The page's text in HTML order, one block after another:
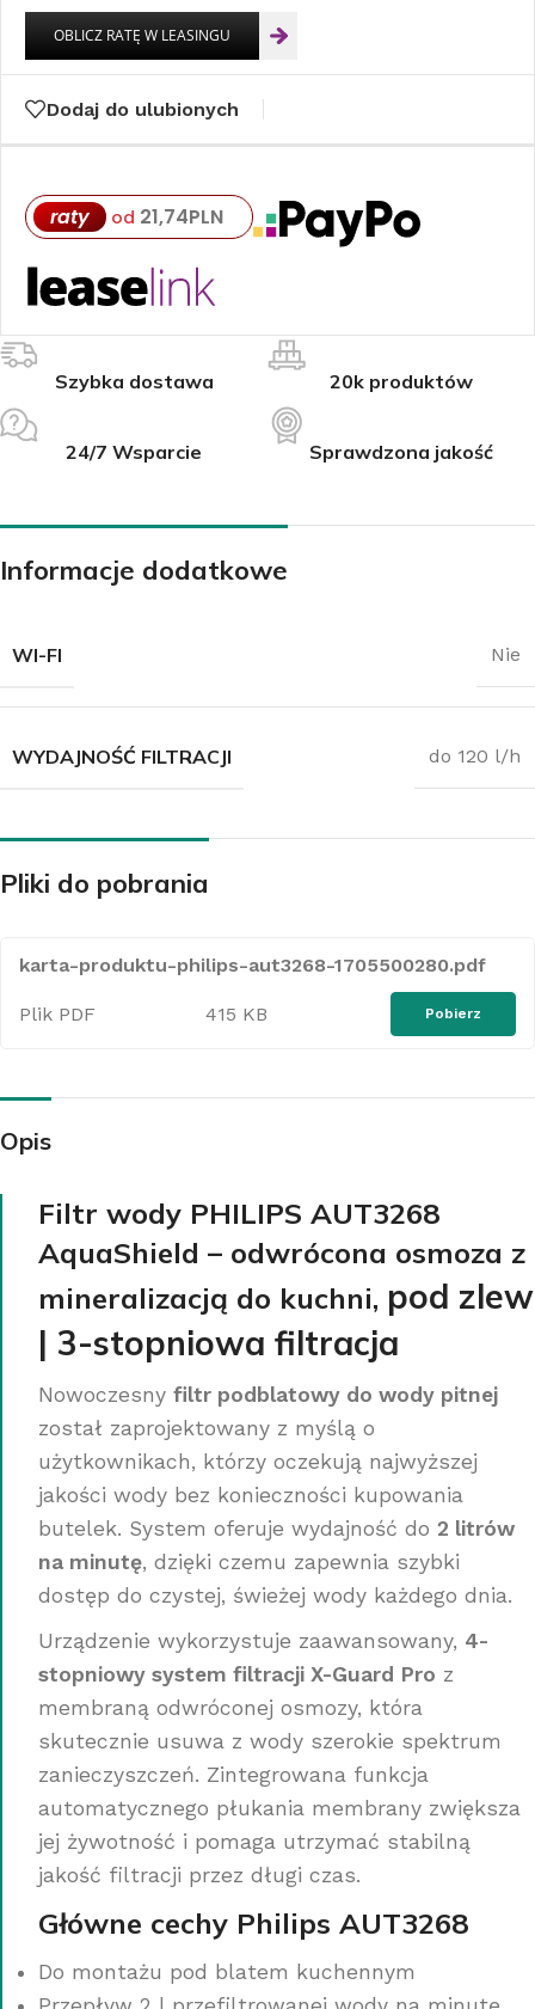
Dodaj do ulubionych
raty od 21,74PLN
Szybka dostawa 20k produktów
24/7 Wsparcie Sprawdzona jakość
Informacje dodatkowe
WI-FI Nie
WYDAJNOŚĆ FILTRACJI do 120 l/h
Pliki do pobrania
karta-produktu-philips-aut3268-1705500280.pdf
Plik PDF 415 KB Pobierz
Opis
Filtr wody PHILIPS AUT3268
AquaShield – odwrócona osmoza z
mineralizacją do kuchni, pod zlew
| 3-stopniowa filtracja
Nowoczesny filtr podblatowy do wody pitnej
został zaprojektowany z myślą o
użytkownikach, którzy oczekują najwyższej
jakości wody bez konieczności kupowania
butelek. System oferuje wydajność do 2 litrów
na minutę, dzięki czemu zapewnia szybki
dostęp do czystej, świeżej wody każdego dnia.
Urządzenie wykorzystuje zaawansowany, 4-
stopniowy system filtracji X-Guard Pro z
membraną odwróconej osmozy, która
skutecznie usuwa z wody szerokie spektrum
zanieczyszczeń. Zintegrowana funkcja
automatycznego płukania membrany zwiększa
jej żywotność i pomaga utrzymać stabilną
jakość filtracji przez długi czas.
Główne cechy Philips AUT3268
Do montażu pod blatem kuchennym